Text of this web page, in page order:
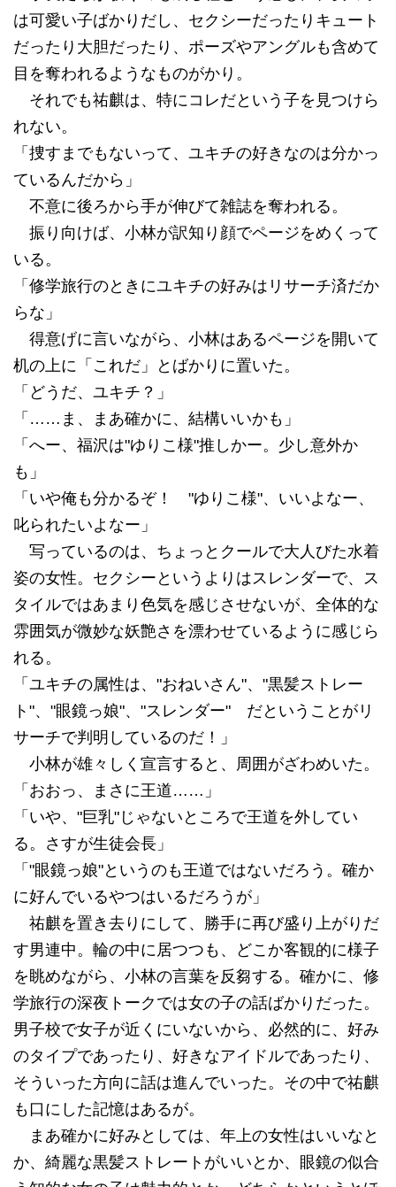
は可愛い子ばかりだし、セクシーだったりキュート
だったり大胆だったり、ポーズやアングルも含めて
目を奪われるようなものがかり。
それでも祐麒は、特にコレだという子を見つけら
れない。
「捜すまでもないって、ユキチの好きなのは分かっ
ているんだから」
不意に後ろから手が伸びて雑誌を奪われる。
振り向けば、小林が訳知り顔でページをめくって
いる。
「修学旅行のときにユキチの好みはリサーチ済だか
らな」
得意げに言いながら、小林はあるページを開いて
机の上に「これだ」とばかりに置いた。
「どうだ、ユキチ？」
「……ま、まあ確かに、結構いいかも」
「へー、福沢は"ゆりこ様"推しかー。少し意外か
も」
「いや俺も分かるぞ！ "ゆりこ様"、いいよなー、
叱られたいよなー」
写っているのは、ちょっとクールで大人びた水着
姿の女性。セクシーというよりはスレンダーで、ス
タイルではあまり色気を感じさせないが、全体的な
雰囲気が微妙な妖艶さを漂わせているように感じら
れる。
「ユキチの属性は、"おねいさん"、"黒髪ストレー
ト"、"眼鏡っ娘"、"スレンダー" だということがリ
サーチで判明しているのだ！」
小林が雄々しく宣言すると、周囲がざわめいた。
「おおっ、まさに王道……」
「いや、"巨乳"じゃないところで王道を外してい
る。さすが生徒会長」
「"眼鏡っ娘"というのも王道ではないだろう。確か
に好んでいるやつはいるだろうが」
祐麒を置き去りにして、勝手に再び盛り上がりだ
す男連中。輪の中に居つつも、どこか客観的に様子
を眺めながら、小林の言葉を反芻する。確かに、修
学旅行の深夜トークでは女の子の話ばかりだった。
男子校で女子が近くにいないから、必然的に、好み
のタイプであったり、好きなアイドルであったり、
そういった方向に話は進んでいった。その中で祐麒
も口にした記憶はあるが。
まあ確かに好みとしては、年上の女性はいいなと
か、綺麗な黒髪ストレートがいいとか、眼鏡の似合